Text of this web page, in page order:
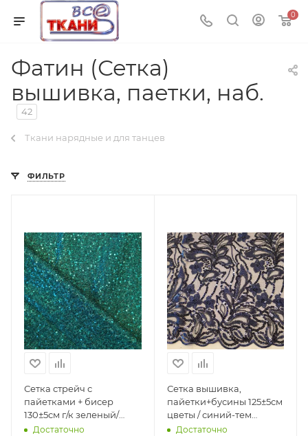
0
Фатин (Сетка)
вышивка, паетки, наб.
42
Ткани нарядные и для танцев
ФИЛЬТР
Сетка стрейч с
пайетками + бисер
130±5см г/к зеленый/
зеленый 100%пэ Китай
Достаточно
Сетка вышивка,
пайетки+бусины 125±5см
цветы / синий-тем
100%пэ Китай 1950=
Достаточно